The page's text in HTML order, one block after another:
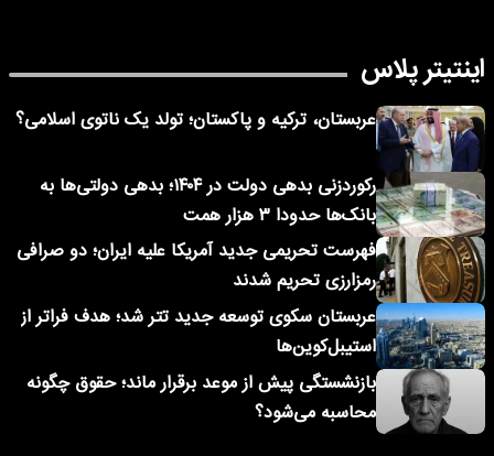
اینتیتر پلاس
عربستان، ترکیه و پاکستان؛ تولد یک ناتوی اسلامی؟
رکوردزنی بدهی دولت در ۱۴۰۴؛ بدهی دولتی‌ها به
بانک‌ها حدودا ۳ هزار همت
فهرست تحریمی جدید آمریکا علیه ایران؛ دو صرافی
رمزارزی تحریم شدند
عربستان سکوی توسعه جدید تتر شد؛ هدف فراتر از
استیبل‌کوین‌ها
بازنشستگی پیش از موعد برقرار ماند؛ حقوق چگونه
محاسبه می‌شود؟